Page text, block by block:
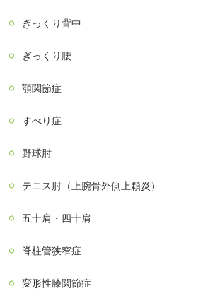
ぎっくり背中
ぎっくり腰
顎関節症
すべり症
野球肘
テニス肘（上腕骨外側上顆炎）
五十肩・四十肩
脊柱管狭窄症
変形性膝関節症